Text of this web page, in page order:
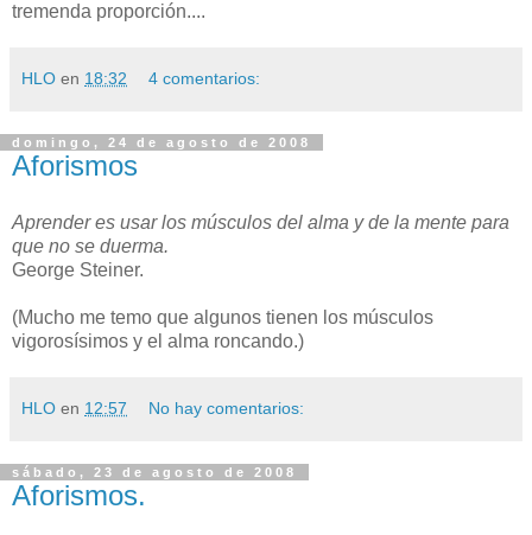
tremenda proporción....
HLO en 18:32 4 comentarios:
domingo, 24 de agosto de 2008
Aforismos
Aprender es usar los músculos del alma y de la mente para
que no se duerma.
George Steiner.
(Mucho me temo que algunos tienen los músculos
vigorosísimos y el alma roncando.)
HLO en 12:57 No hay comentarios:
sábado, 23 de agosto de 2008
Aforismos.